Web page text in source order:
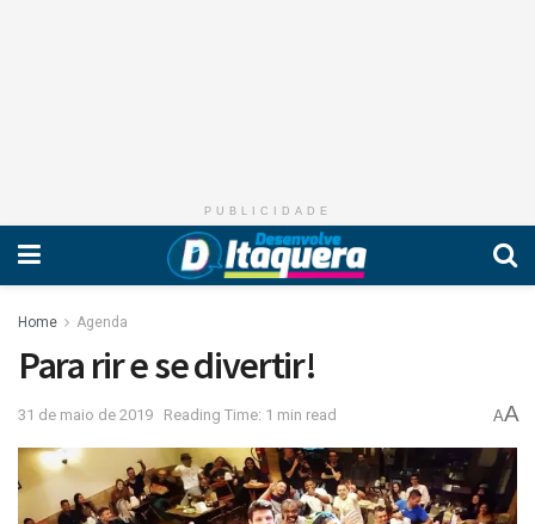
PUBLICIDADE
Home Agenda
Para rir e se divertir!
31 de maio de 2019 Reading Time: 1 min read AA